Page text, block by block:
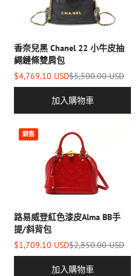
香奈兒黑 Chanel 22 小牛皮抽
繩鏈條雙肩包
$4,769.10 USD$5,500.00 USD
加入購物車
銷售
路易威登紅色漆皮Alma BB手
提/斜背包
$1,709.10 USD$2,850.00 USD
加入購物車